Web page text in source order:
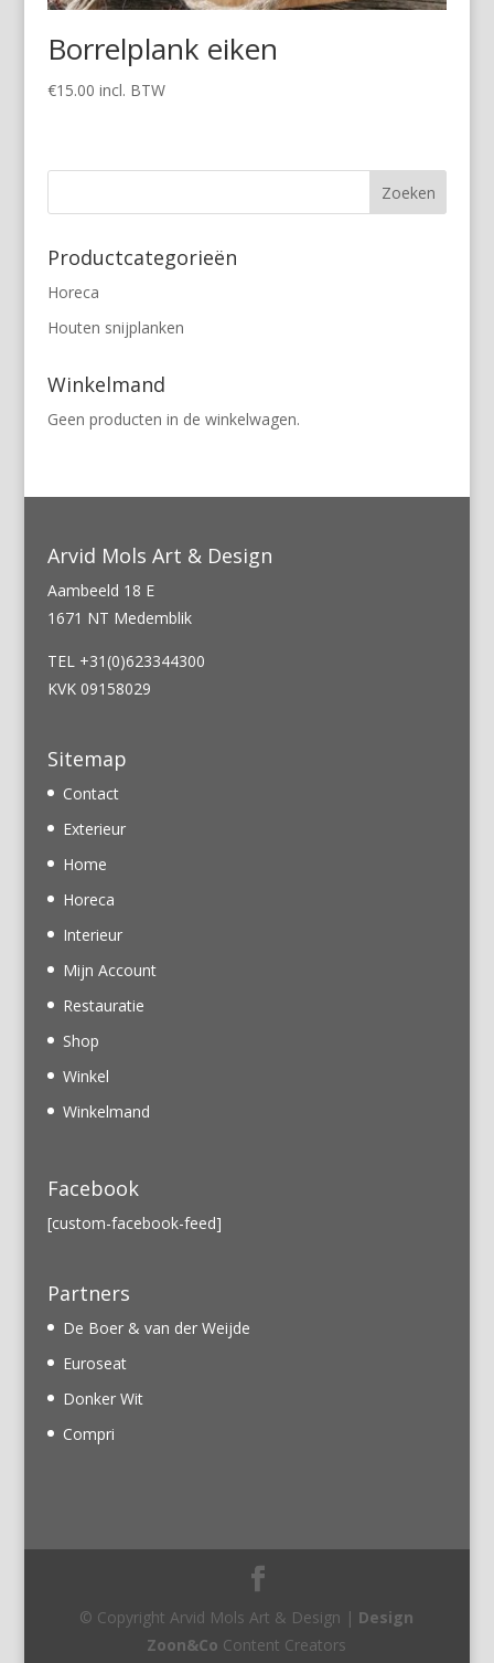
Borrelplank eiken
€15.00 incl. BTW
Productcategorieën
Horeca
Houten snijplanken
Winkelmand
Geen producten in de winkelwagen.
Arvid Mols Art & Design
Aambeeld 18 E
1671 NT Medemblik
TEL +31(0)623344300
KVK 09158029
Sitemap
Contact
Exterieur
Home
Horeca
Interieur
Mijn Account
Restauratie
Shop
Winkel
Winkelmand
Facebook
[custom-facebook-feed]
Partners
De Boer & van der Weijde
Euroseat
Donker Wit
Compri
© Copyright Arvid Mols Art & Design | Design
Zoon&Co Content Creators